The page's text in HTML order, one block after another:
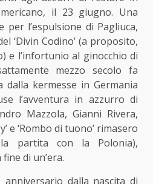
il 23 giugno. Una
per l’espulsione di Pagliuca,
‘Divin Codino’ (a proposito,
e l’infortunio al ginocchio di
mezzo secolo fa
dalla kermesse in Germania
l’avventura in azzurro di
Mazzola, Gianni Rivera,
e ‘Rombo di tuono’ rimasero
partita con la Polonia),
di un’era.
dalla nascita di